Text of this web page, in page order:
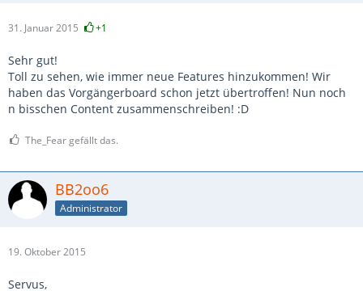
31. Januar 2015 +1
Sehr gut!
Toll zu sehen, wie immer neue Features hinzukommen! Wir
haben das Vorgängerboard schon jetzt übertroffen! Nun noch
n bisschen Content zusammenschreiben! :D
The_Fear gefällt das.
BB2oo6
Administrator
19. Oktober 2015
Servus,